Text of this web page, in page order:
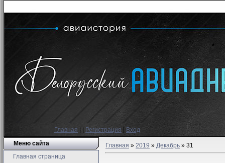
Главная Регистрация
Вход
Меню сайта
Главная страница
Главная»2019 » Декабрь » 31